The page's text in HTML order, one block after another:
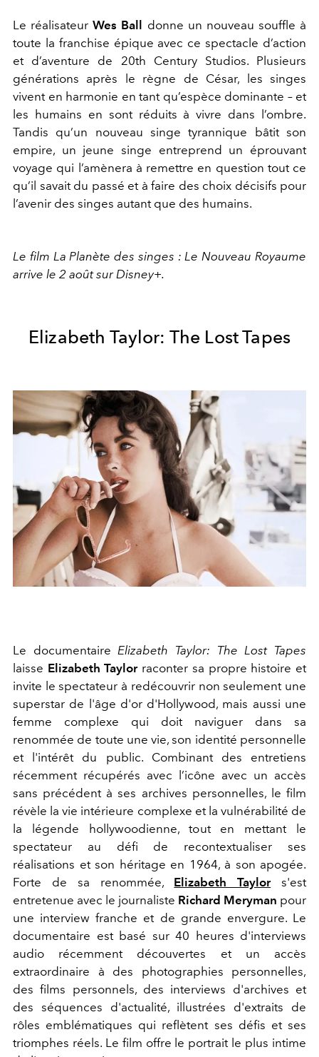
Le réalisateurWes Ball
donne un nouveau souffle à
toute la franchise épique avec ce spectacle d’action
et d’aventure de 20th Century Studios. Plusieurs
générations après le règne de César, les singes
vivent en harmonie en tant qu’espèce dominante – et
les humains en sont réduits à vivre dans l’ombre.
Tandis qu’un nouveau singe tyrannique bâtit son
empire, un jeune singe entreprend un éprouvant
voyage qui l’amènera à remettre en question tout ce
qu’il savait du passé et à faire des choix décisifs pour
l’avenir des singes autant que des humains.
Le film La Planète des singes : Le Nouveau Royaume
arrive le 2 août sur Disney+.
Elizabeth Taylor: The Lost Tapes
Le documentaire Elizabeth Taylor: The Lost Tapes
laisse Elizabeth Taylor raconter sa propre histoire et
invite le spectateur à redécouvrir non seulement une
superstar de l'âge d'or d'Hollywood, mais aussi une
femme complexe qui doit naviguer dans sa
renommée de toute une vie, son identité personnelle
et l'intérêt du public. Combinant des entretiens
récemment récupérés avec l’icône avec un accès
sans précédent à ses archives personnelles, le film
révèle la vie intérieure complexe et la vulnérabilité de
la légende hollywoodienne, tout en mettant le
spectateur au défi de recontextualiser ses
réalisations et son héritage en 1964, à son apogée.
Forte de sa renommée, Elizabeth Taylor
s'est
entretenue avec le journaliste Richard Meryman pour
une interview franche et de grande envergure. Le
documentaire est basé sur 40 heures d'interviews
audio récemment découvertes et un accès
extraordinaire à des photographies personnelles,
des films personnels, des interviews d'archives et
des séquences d'actualité, illustrées d'extraits de
rôles emblématiques qui reflètent ses défis et ses
triomphes réels. Le film offre le portrait le plus intime